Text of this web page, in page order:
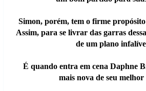
Simon, porém, tem o firme propósito
Assim, para se livrar das garras
de um plano
É quando entra em cena Daphne
mais nova de seu melhor